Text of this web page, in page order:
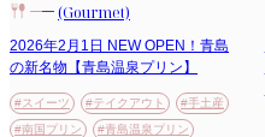
(Gourmet)
2026年2月1日 NEW OPEN！青島
の新名物【青島温泉プリン】
#スイーツ #テイクアウト
#手土産
#南国プリン
#青島温泉プリン